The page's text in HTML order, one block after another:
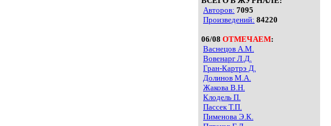
Авторов: 7095
Произведений: 84220
06/08 ОТМЕЧАЕМ:
Васнецов А.М.
Вовенарг Л.Д.
Гран-Картрэ Д.
Долинов М.А.
Жакова В.Н.
Клодель П.
Пассек Т.П.
Пименова Э.К.